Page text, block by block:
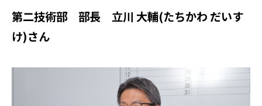
第二技術部 部長 立川 大輔(たちかわ だいす
け)さん